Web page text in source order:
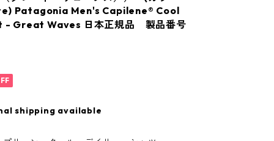
Patagonia Men's Capilene® Cool
- Great Waves 日本正規品 製品番号
shipping available